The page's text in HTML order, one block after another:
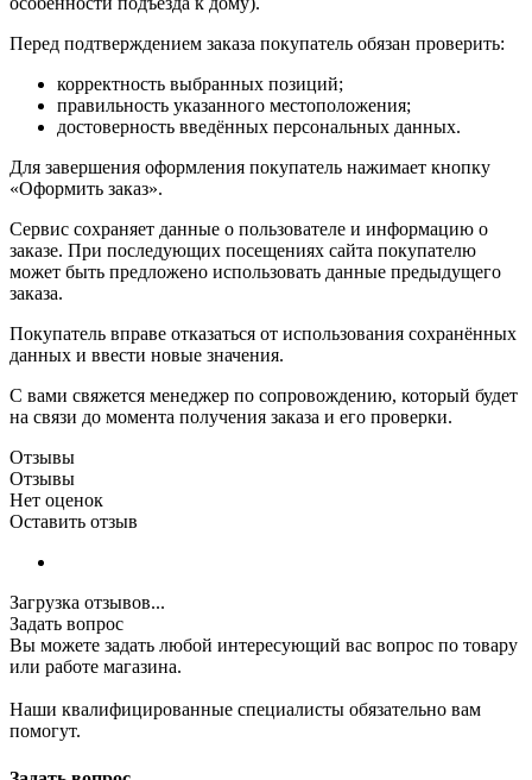
Перед подтверждением заказа покупатель обязан проверить:
корректность выбранных позиций;
правильность указанного местоположения;
достоверность введённых персональных данных.
Для завершения оформления покупатель нажимает кнопку
«Оформить заказ».
Сервис сохраняет данные о пользователе и информацию о
заказе. При последующих посещениях сайта покупателю
может быть предложено использовать данные предыдущего
заказа.
Покупатель вправе отказаться от использования сохранённых
данных и ввести новые значения.
С вами свяжется менеджер по сопровождению, который будет
на связи до момента получения заказа и его проверки.
Отзывы
Отзывы
Нет оценок
Оставить отзыв
Загрузка отзывов...
Задать вопрос
Вы можете задать любой интересующий вас вопрос по товару
или работе магазина.
Наши квалифицированные специалисты обязательно вам
помогут.